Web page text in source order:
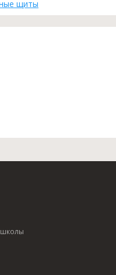
щиты
школы